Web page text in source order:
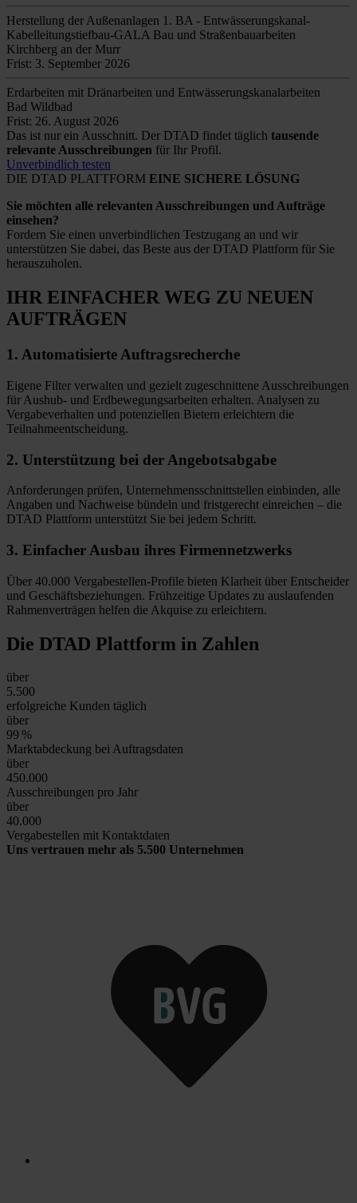
Herstellung der Außenanlagen 1. BA - Entwässerungskanal-
Kabelleitungstiefbau-GALA Bau und Straßenbauarbeiten
Kirchberg an der Murr
Frist: 3. September 2026
Erdarbeiten mit Dränarbeiten und Entwässerungskanalarbeiten
Bad Wildbad
Frist: 26. August 2026
Das ist nur ein Ausschnitt. Der DTAD findet täglich tausende
relevante Ausschreibungen für Ihr Profil.
Unverbindlich testen
DIE DTAD PLATTFORM EINE SICHERE LÖSUNG
Sie möchten alle relevanten Ausschreibungen und Aufträge
einsehen?
Fordern Sie einen unverbindlichen Testzugang an und wir
unterstützen Sie dabei, das Beste aus der DTAD Plattform für Sie
herauszuholen.
IHR EINFACHER WEG ZU NEUEN
AUFTRÄGEN
1. Automatisierte Auftragsrecherche
Eigene Filter verwalten und gezielt zugeschnittene Ausschreibungen
für Aushub- und Erdbewegungsarbeiten erhalten. Analysen zu
Vergabeverhalten und potenziellen Bietern erleichtern die
Teilnahmeentscheidung.
2. Unterstützung bei der Angebotsabgabe
Anforderungen prüfen, Unternehmensschnittstellen einbinden, alle
Angaben und Nachweise bündeln und fristgerecht einreichen – die
DTAD Plattform unterstützt Sie bei jedem Schritt.
3. Einfacher Ausbau ihres Firmennetzwerks
Über 40.000 Vergabestellen-Profile bieten Klarheit über Entscheider
und Geschäftsbeziehungen. Frühzeitige Updates zu auslaufenden
Rahmenverträgen helfen die Akquise zu erleichtern.
Die DTAD Plattform in Zahlen
über
5.500
erfolgreiche Kunden täglich
über
99 %
Marktabdeckung bei Auftragsdaten
über
450.000
Ausschreibungen pro Jahr
über
40.000
Vergabestellen mit Kontaktdaten
Uns vertrauen mehr als 5.500 Unternehmen